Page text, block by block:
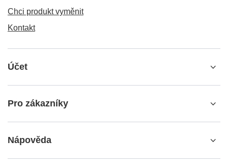
Chci produkt vyměnit
Kontakt
Účet
Pro zákazníky
Nápověda